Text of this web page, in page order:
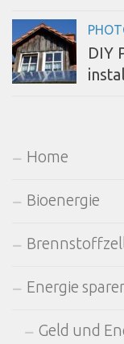
DIY
Home
Bioenergie
Energie
Geld und